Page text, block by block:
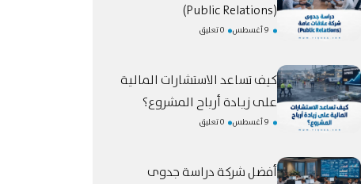
(Public Relations)
9 أغسطس 0 تعليق
كيف تساعد الاستشارات المالية
على زيادة أرباح المشروع؟
9 أغسطس 0 تعليق
أفضل شركة دراسة جدوى